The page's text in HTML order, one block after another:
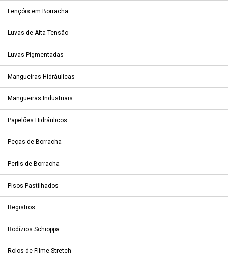
Lençóis em Borracha
Luvas de Alta Tensão
Luvas Pigmentadas
Mangueiras Hidráulicas
Mangueiras Industriais
Papelões Hidráulicos
Peças de Borracha
Perfis de Borracha
Pisos Pastilhados
Registros
Rodízios Schioppa
Rolos de Filme Stretch